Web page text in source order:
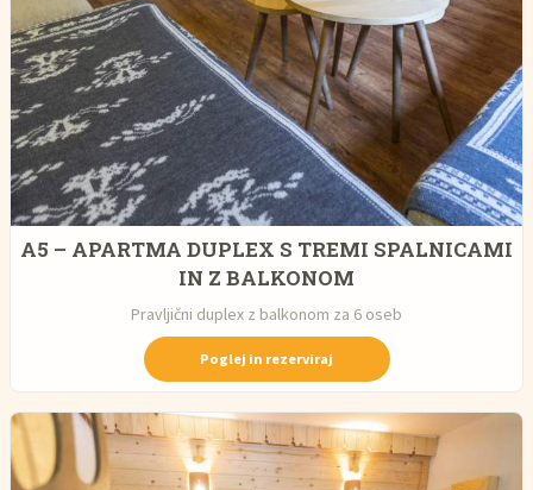
A5 – APARTMA DUPLEX S TREMI SPALNICAMI
IN Z BALKONOM
Pravljični duplex z balkonom za 6 oseb
Poglej in rezerviraj